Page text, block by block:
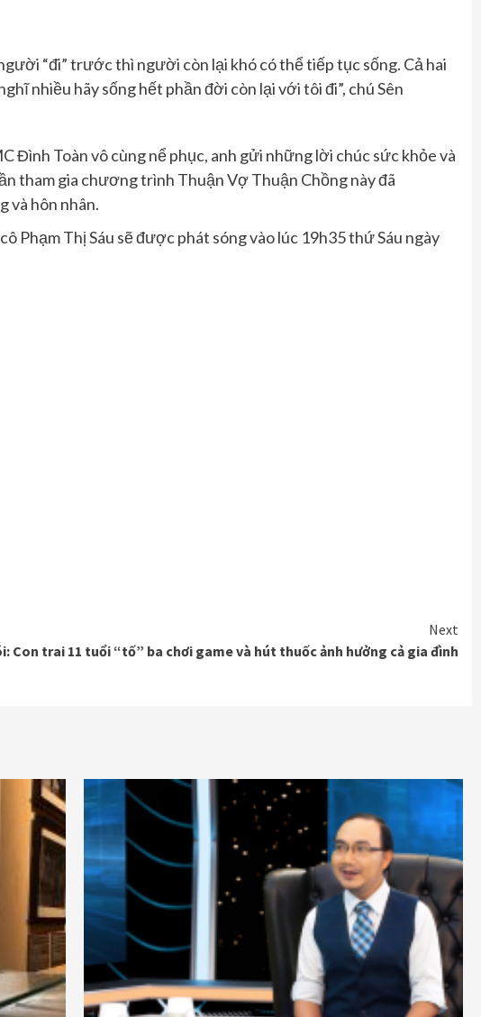
“đi”trướcthì người còn lại khó cóthể tiếp tục sống. Cả hai
nhiều hãy sống hết phần đời còn lại với tôi đi”, chúSên
Đình Toàn vô cùng nể phục, anh gửi những lời chúc sức khỏe và
tham gia chương trình Thuận Vợ Thuận Chồngnày đã
và hôn nhân.
cô PhạmThị Sáu sẽ được phát sóng vào lúc 19h35 thứ Sáu ngày
Next
Con trai 11 tuổi “tố” ba chơi game và hút thuốc ảnh hưởng cả gia đình